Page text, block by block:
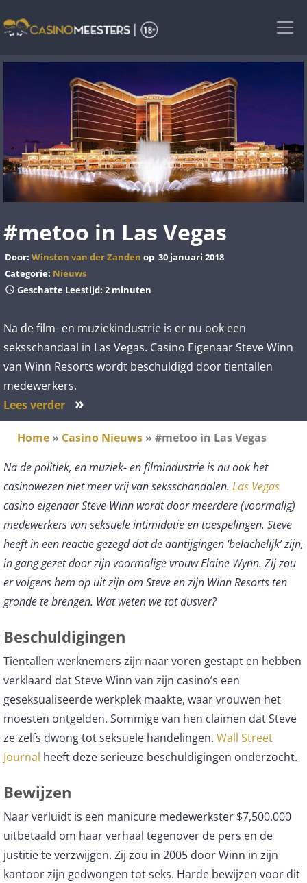
to
content
#metoo in Las Vegas
Door: Winston van der Zanden op 30 januari 2018
Categorie: Nieuws
Geschatte Leestijd: 2 minuten
Na de film- en muziekindustrie is er nu ook een
seksschandaal in Las Vegas. Casino Eigenaar Steve Winn
van Winn Resorts wordt beschuldigd door tientallen
medewerkers.
Lees verder
»
Home » Casino Nieuws » #metoo in Las Vegas
Na de politiek, en muziek- en filmindustrie is nu ook het
casinowezen niet meer vrij van seksschandalen. Las Vegas
casino eigenaar Steve Winn wordt door meerdere (voormalig)
medewerkers van seksuele intimidatie en toespelingen. Steve
heeft in een reactie gezegd dat de aantijgingen ‘belachelijk’ zijn,
in gang gezet door zijn voormalige vrouw Elaine Wynn. Zij zou
er volgens hem op uit zijn om Steve en zijn Winn Resorts ten
gronde te brengen. Wat weten we tot dusver?
Beschuldigingen
Tientallen werknemers zijn naar voren gestapt en hebben
verklaard dat Steve Winn van zijn casino’s een
geseksualiseerde werkplek maakte, waar vrouwen het
moesten ontgelden. Sommige van hen claimen dat Steve
ze zelfs dwong tot seksuele handelingen. Wall Street
Journal heeft deze serieuze beschuldigingen onderzocht.
Bewijzen
Naar verluidt is een manicure medewerkster $7,500.000
uitbetaald om haar verhaal tegenover de pers en de
justitie te verzwijgen. Zij zou in 2005 door Winn in zijn
kantoor zijn gedwongen tot seks. Harde bewijzen voor dit